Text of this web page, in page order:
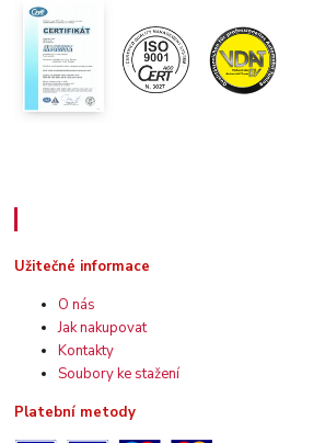
Užitečné informace
O nás
Jak nakupovat
Kontakty
Soubory ke stažení
Platební metody